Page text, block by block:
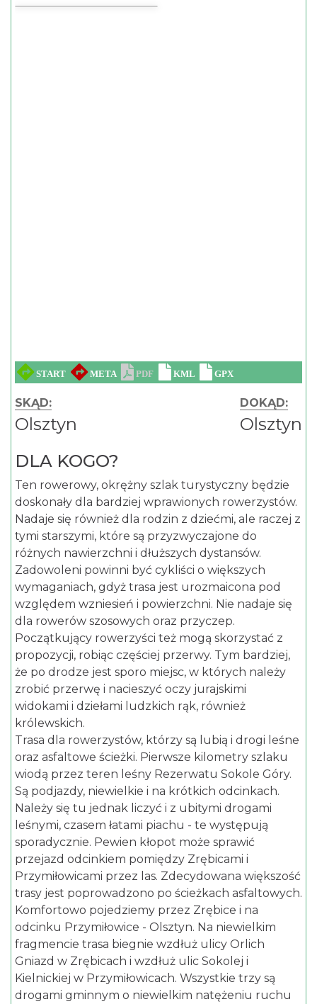
SKĄD:
Olsztyn
DOKĄD:
Olsztyn
DLA KOGO?
Ten rowerowy, okrężny szlak turystyczny będzie
doskonały dla bardziej wprawionych rowerzystów.
Nadaje się również dla rodzin z dziećmi, ale raczej z
tymi starszymi, które są przyzwyczajone do
różnych nawierzchni i dłuższych dystansów.
Zadowoleni powinni być cykliści o większych
wymaganiach, gdyż trasa jest urozmaicona pod
względem wzniesień i powierzchni. Nie nadaje się
dla rowerów szosowych oraz przyczep.
Początkujący rowerzyści też mogą skorzystać z
propozycji, robiąc częściej przerwy. Tym bardziej,
że po drodze jest sporo miejsc, w których należy
zrobić przerwę i nacieszyć oczy jurajskimi
widokami i dziełami ludzkich rąk, również
królewskich.
Trasa dla rowerzystów, którzy są lubią i drogi leśne
oraz asfaltowe ścieżki. Pierwsze kilometry szlaku
wiodą przez teren leśny Rezerwatu Sokole Góry.
Są podjazdy, niewielkie i na krótkich odcinkach.
Należy się tu jednak liczyć i z ubitymi drogami
leśnymi, czasem łatami piachu - te występują
sporadycznie. Pewien kłopot może sprawić
przejazd odcinkiem pomiędzy Zrębicami i
Przymiłowicami przez las. Zdecydowana większość
trasy jest poprowadzono po ścieżkach asfaltowych.
Komfortowo pojedziemy przez Zrębice i na
odcinku Przymiłowice - Olsztyn. Na niewielkim
fragmencie trasa biegnie wzdłuż ulicy Orlich
Gniazd w Zrębicach i wzdłuż ulic Sokolej i
Kielnickiej w Przymiłowicach. Wszystkie trzy są
drogami gminnym o niewielkim natężeniu ruchu